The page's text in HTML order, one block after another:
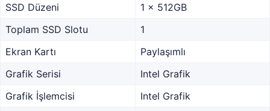
SSD Düzeni
1 x 512GB
Toplam SSD Slotu
1
Ekran Kartı
Paylaşımlı
Grafik Serisi
Intel Grafik
Grafik İşlemcisi
Intel Grafik